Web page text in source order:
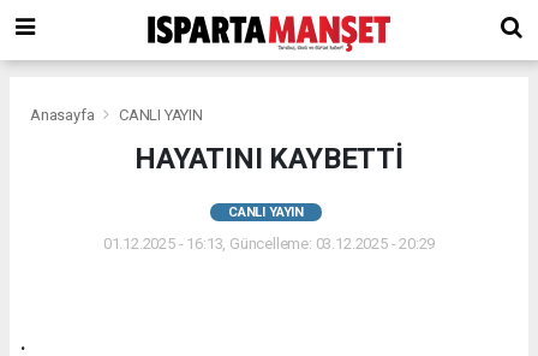
Anasayfa CANLI YAYIN
HAYATINI KAYBETTİ
CANLI YAYIN
01.12.2025 - 16:13, Güncelleme: 03.12.2025 - 20:29
.